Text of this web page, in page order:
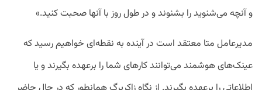
و آنچه می‌شنوید را بشنوند و در طول روز با آنها صحبت کنید.»
مدیرعامل متا معتقد است در آینده به نقطه‌ای خواهیم رسید که
عینک‌های هوشمند می‌توانند کارهای شما را برعهده بگیرند و یا